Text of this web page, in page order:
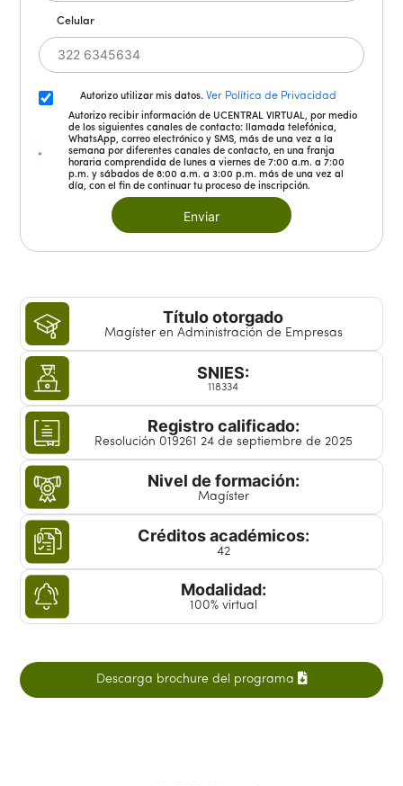
Celular
Autorizo utilizar mis datos. Ver Política de Privacidad
Autorizo recibir información de UCENTRAL VIRTUAL, por medio
de los siguientes canales de contacto: llamada telefónica,
WhatsApp, correo electrónico y SMS, más de una vez a la
semana por diferentes canales de contacto, en una franja
horaria comprendida de lunes a viernes de 7:00 a.m. a 7:00
p.m. y sábados de 8:00 a.m. a 3:00 p.m. más de una vez al
día, con el fin de continuar tu proceso de inscripción.
Enviar
Título otorgado
Magíster en Administración de Empresas
SNIES:
118334
Registro calificado:
Resolución 019261 24 de septiembre de 2025
Nivel de formación:
Magíster
Créditos académicos:
42
Modalidad:
100% virtual
Descarga brochure del programa